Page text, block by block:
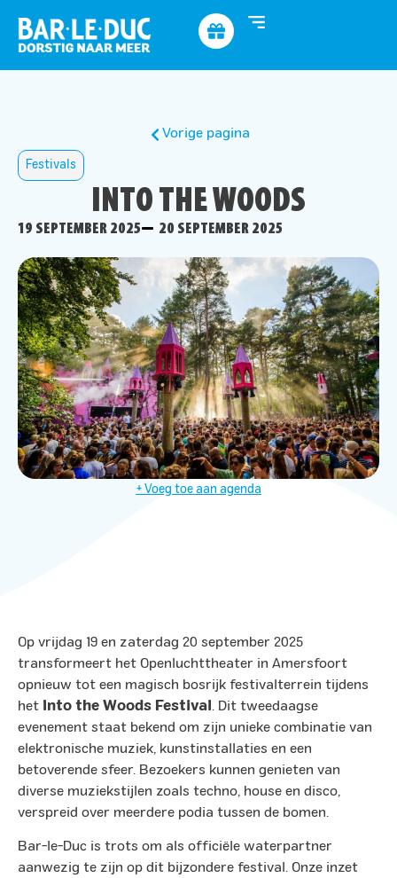
Vorige pagina
Festivals
INTO THE WOODS
19 SEPTEMBER 2025 20 SEPTEMBER 2025
+ Voeg toe aan agenda
Op vrijdag 19 en zaterdag 20 september 2025
transformeert het Openluchttheater in Amersfoort
opnieuw tot een magisch bosrijk festivalterrein tijdens
het Into the Woods Festival. Dit tweedaagse
evenement staat bekend om zijn unieke combinatie van
elektronische muziek, kunstinstallaties en een
betoverende sfeer. Bezoekers kunnen genieten van
diverse muziekstijlen zoals techno, house en disco,
verspreid over meerdere podia tussen de bomen. ​
Bar-le-Duc is trots om als officiële waterpartner
aanwezig te zijn op dit bijzondere festival. Onze inzet